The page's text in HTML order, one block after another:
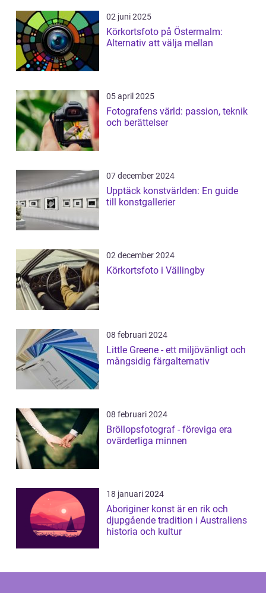
02 juni 2025
Körkortsfoto på Östermalm:
Alternativ att välja mellan
05 april 2025
Fotografens värld: passion, teknik
och berättelser
07 december 2024
Upptäck konstvärlden: En guide
till konstgallerier
02 december 2024
Körkortsfoto i Vällingby
08 februari 2024
Little Greene - ett miljövänligt och
mångsidig färgalternativ
08 februari 2024
Bröllopsfotograf - föreviga era
ovärderliga minnen
18 januari 2024
Aboriginer konst är en rik och
djupgående tradition i Australiens
historia och kultur